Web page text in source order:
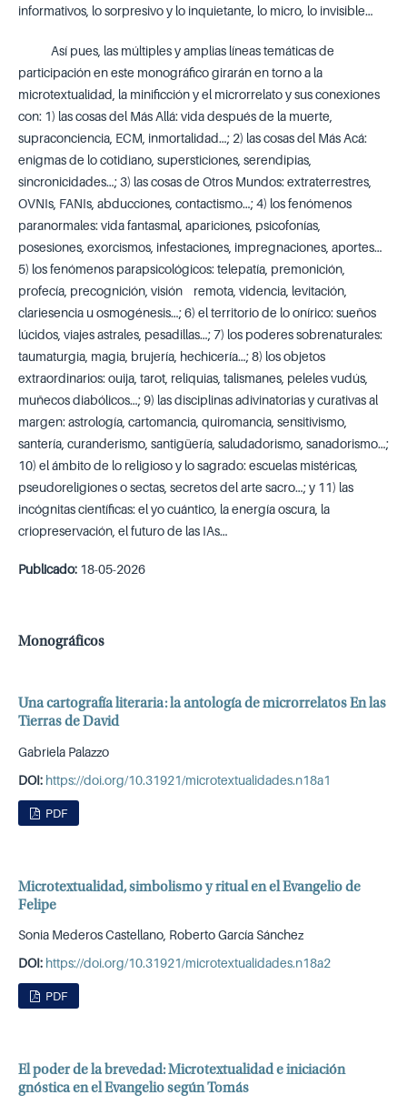
informativos, lo sorpresivo y lo inquietante, lo micro, lo invisible…
Así pues, las múltiples y amplias líneas temáticas de
participación en este monográfico girarán en torno a la
microtextualidad, la minificción y el microrrelato y sus conexiones
con: 1) las cosas del Más Allá: vida después de la muerte,
supraconciencia, ECM, inmortalidad…; 2) las cosas del Más Acá:
enigmas de lo cotidiano, supersticiones, serendipias,
sincronicidades…; 3) las cosas de Otros Mundos: extraterrestres,
OVNIs, FANIs, abducciones, contactismo…; 4) los fenómenos
paranormales: vida fantasmal, apariciones, psicofonías,
posesiones, exorcismos, infestaciones, impregnaciones, aportes…
5) los fenómenos parapsicológicos: telepatía, premonición,
profecía, precognición, visión remota, videncia, levitación,
clariesencia u osmogénesis…; 6) el territorio de lo onírico: sueños
lúcidos, viajes astrales, pesadillas…; 7) los poderes sobrenaturales:
taumaturgia, magia, brujería, hechicería…; 8) los objetos
extraordinarios: ouija, tarot, reliquias, talismanes, peleles vudús,
muñecos diabólicos…; 9) las disciplinas adivinatorias y curativas al
margen: astrología, cartomancia, quiromancia, sensitivismo,
santería, curanderismo, santigüería, saludadorismo, sanadorismo…;
10) el ámbito de lo religioso y lo sagrado: escuelas mistéricas,
pseudoreligiones o sectas, secretos del arte sacro…; y 11) las
incógnitas científicas: el yo cuántico, la energía oscura, la
criopreservación, el futuro de las IAs…
Publicado: 18-05-2026
Monográficos
Una cartografía literaria: la antología de microrrelatos En las
Tierras de David
Gabriela Palazzo
DOI: https://doi.org/10.31921/microtextualidades.n18a1
PDF
Microtextualidad, simbolismo y ritual en el Evangelio de
Felipe
Sonia Mederos Castellano, Roberto García Sánchez
DOI: https://doi.org/10.31921/microtextualidades.n18a2
PDF
El poder de la brevedad: Microtextualidad e iniciación
gnóstica en el Evangelio según Tomás